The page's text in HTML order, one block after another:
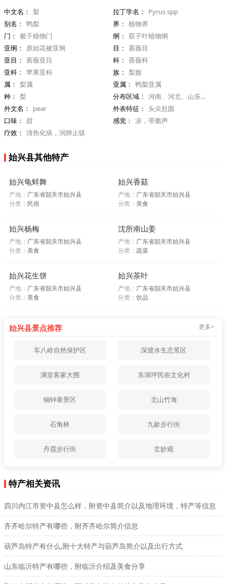
中文名： 梨 拉丁学名：
Pyrus spp
别名： 鸭梨 界： 植物界
门： 被子植物门 纲： 双子叶植物纲
亚纲：
原始花被亚纲 目： 蔷薇目
亚目： 蔷薇亚目 科： 蔷薇科
亚科： 苹果亚科 族： 梨族
属： 梨属 亚属： 鸭梨亚属
种： 梨 分布区域： 河南、河北、山东、辽宁、江苏、四川、云南、新疆、甘肃等
外文名：
pear 外表特征：
头尖肚圆
口味： 甜 感觉： 凉，带脆声
疗效： 清热化痰，润肺止咳
始兴县其他特产
始兴龟蚌舞
产地： 广东省韶关市始兴县
分类： 民俗
始兴香菇
产地： 广东省韶关市始兴县
分类： 美食
始兴杨梅
产地： 广东省韶关市始兴县
分类： 美食
沈所南山姜
产地： 广东省韶关市始兴县
分类： 蔬菜
始兴花生饼
产地： 广东省韶关市始兴县
分类： 美食
始兴茶叶
产地： 广东省韶关市始兴县
分类： 饮品
始兴县景点推荐 更多>
车八岭自然保护区 深渡水生态景区
满堂客家大围 东湖坪民俗文化村
铜钟寨景区 北山竹海
石角林 九龄步行街
丹霞步行街 玄妙观
特产相关资讯
四川内江市资中县怎么样，附资中县简介以及地理环境，特产等信息
齐齐哈尔特产有哪些，附齐齐哈尔简介信息
葫芦岛特产有什么,附十大特产与葫芦岛简介以及出行方式
山东临沂特产有哪些，附临沂介绍及美食分享